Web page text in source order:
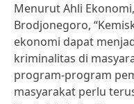
Menurut Ahli
Brodjonegoro,
ekonomi dapat
kriminalitas di
program-program
masyarakat perlu